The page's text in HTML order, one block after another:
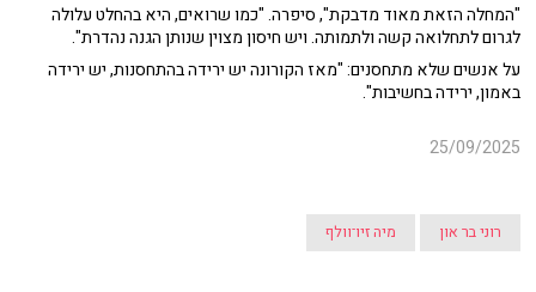
"המחלה הזאת מאוד מדבקת", סיפרה. "כמו שרואים, היא בהחלט עלולה
לגרום לתחלואה קשה ולתמותה. ויש חיסון מצוין שנותן הגנה נהדרת".
על אנשים שלא מתחסנים: "מאז הקורונה יש ירידה בהתחסנות, יש ירידה
באמון, ירידה בחשיבות".
25/09/2025
רוני בר און מיה זיו־וולף